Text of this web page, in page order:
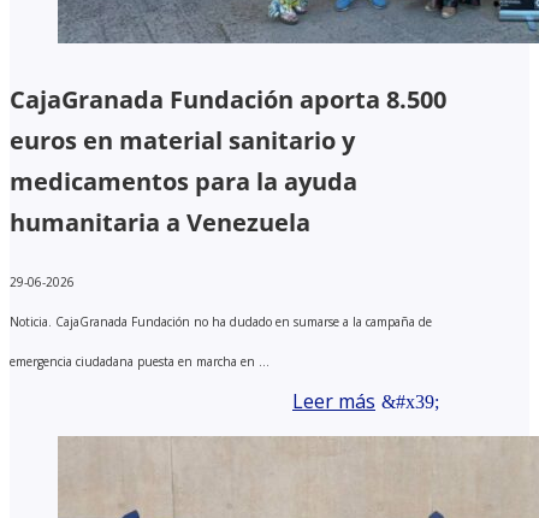
CajaGranada Fundación aporta 8.500
euros en material sanitario y
medicamentos para la ayuda
humanitaria a Venezuela
29-06-2026
Noticia. CajaGranada Fundación no ha dudado en sumarse a la campaña de
emergencia ciudadana puesta en marcha en ...
Leer más